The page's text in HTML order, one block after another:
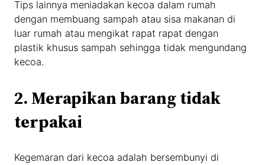
Tips lainnya meniadakan kecoa dalam rumah
dengan membuang sampah atau sisa makanan di
luar rumah atau mengikat rapat rapat dengan
plastik khusus sampah sehingga tidak mengundang
kecoa.
2. Merapikan barang tidak
terpakai
Kegemaran dari kecoa adalah bersembunyi di